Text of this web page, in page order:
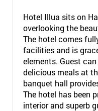
Hotel Illua sits on
overlooking the
The hotel comes
facilities and is
elements. Guest
delicious meals at
banquet hall
The hotel has been
interior and superb